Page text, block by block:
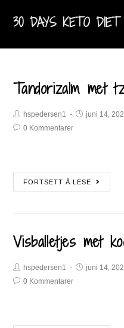
30 DAYS KETO
Tandorizalm met
hspedersen1 juni 14,
0 Kommentarer
FORTSETT Å LESE
Visballetjes met
hspedersen1 juni 14,
0 Kommentarer